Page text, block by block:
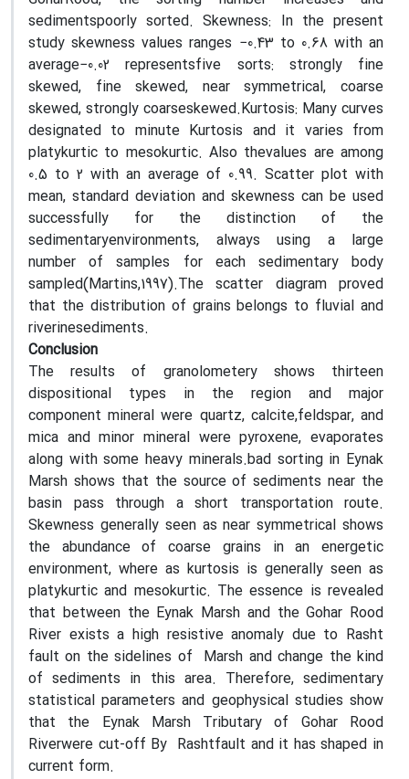
sedimentspoorly sorted. Skewness: In the present
study skewness values ranges −0.43 to 0.68 with an
average−0.02 representsfive sorts: strongly fine
skewed, fine skewed, near symmetrical, coarse
skewed, strongly coarseskewed.Kurtosis: Many curves
designated to minute Kurtosis and it varies from
platykurtic to mesokurtic. Also thevalues are among
0.5 to 2 with an average of 0.99. Scatter plot with
mean, standard deviation and skewness can be used
successfully for the distinction of the
sedimentaryenvironments, always using a large
number of samples for each sedimentary body
sampled(Martins,1997).The scatter diagram proved
that the distribution of grains belongs to fluvial and
riverinesediments.
Conclusion
The results of granolometery shows thirteen
dispositional types in the region and major
component mineral were quartz, calcite,feldspar, and
mica and minor mineral were pyroxene, evaporates
along with some heavy minerals.bad sorting in Eynak
Marsh shows that the source of sediments near the
basin pass through a short transportation route.
Skewness generally seen as near symmetrical shows
the abundance of coarse grains in an energetic
environment, where as kurtosis is generally seen as
platykurtic and mesokurtic. The essence is revealed
that between the Eynak Marsh and the Gohar Rood
River exists a high resistive anomaly due to Rasht
fault on the sidelines of Marsh and change the kind
of sediments in this area. Therefore, sedimentary
statistical parameters and geophysical studies show
that the Eynak Marsh Tributary of Gohar Rood
Riverwere cut-off By Rashtfault and it has shaped in
current form.